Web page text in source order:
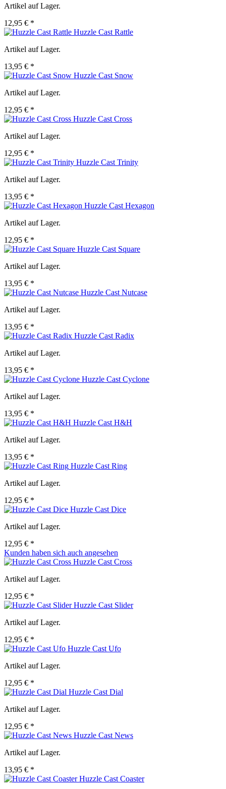
Artikel auf Lager.
12,95 € *
Huzzle Cast Rattle
Artikel auf Lager.
13,95 € *
Huzzle Cast Snow
Artikel auf Lager.
12,95 € *
Huzzle Cast Cross
Artikel auf Lager.
12,95 € *
Huzzle Cast Trinity
Artikel auf Lager.
13,95 € *
Huzzle Cast Hexagon
Artikel auf Lager.
12,95 € *
Huzzle Cast Square
Artikel auf Lager.
13,95 € *
Huzzle Cast Nutcase
Artikel auf Lager.
13,95 € *
Huzzle Cast Radix
Artikel auf Lager.
13,95 € *
Huzzle Cast Cyclone
Artikel auf Lager.
13,95 € *
Huzzle Cast H&H
Artikel auf Lager.
13,95 € *
Huzzle Cast Ring
Artikel auf Lager.
12,95 € *
Huzzle Cast Dice
Artikel auf Lager.
12,95 € *
Kunden haben sich auch angesehen
Huzzle Cast Cross
Artikel auf Lager.
12,95 € *
Huzzle Cast Slider
Artikel auf Lager.
12,95 € *
Huzzle Cast Ufo
Artikel auf Lager.
12,95 € *
Huzzle Cast Dial
Artikel auf Lager.
12,95 € *
Huzzle Cast News
Artikel auf Lager.
13,95 € *
Huzzle Cast Coaster